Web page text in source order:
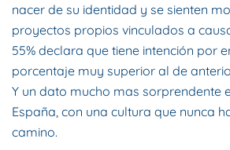
nacer de su identidad y se sienten
proyectos propios vinculados a
55% declara que tiene intención por
porcentaje muy superior al de
Y un dato mucho mas sorprendente
España, con una cultura que nunca
camino.